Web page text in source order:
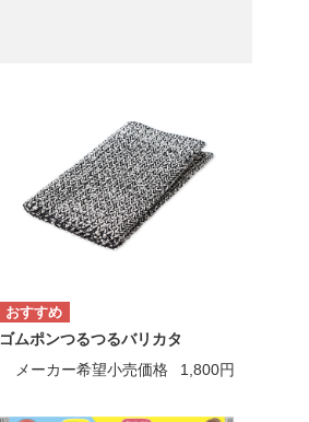
ゴムポンつるつるバリカタ
メーカー希望小売価格
1,800円